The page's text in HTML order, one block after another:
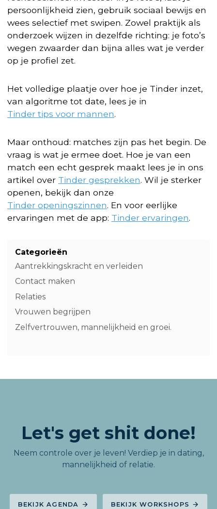
persoonlijkheid zien, gebruik sociaal bewijs en
wees selectief met swipen. Zowel praktijk als
onderzoek wijzen in dezelfde richting: je foto’s
wegen zwaarder dan bijna alles wat je verder
op je profiel zet.
Het volledige plaatje over hoe je Tinder inzet,
van algoritme tot date, lees je in
Tinder tips voor mannen.
Maar onthoud: matches zijn pas het begin. De
vraag is wat je ermee doet. Hoe je van een
match een echt gesprek maakt lees je in ons
artikel over Tinder gesprekken. Wil je sterker
openen, bekijk dan onze
Tinder openingszinnen. En voor eerlijke
ervaringen met de app: Tinder ervaringen.
Categorieën
Aantrekkingskracht en verleiden
Contact maken
Relaties
Vrouwen begrijpen
Zelfvertrouwen, mannelijkheid en groei.
Let's get shit done!
Neem controle over je leven! Verdiep je in dating,
mannelijkheid of relatie.
BEKIJK AGENDA BEKIJK WORKSHOPS